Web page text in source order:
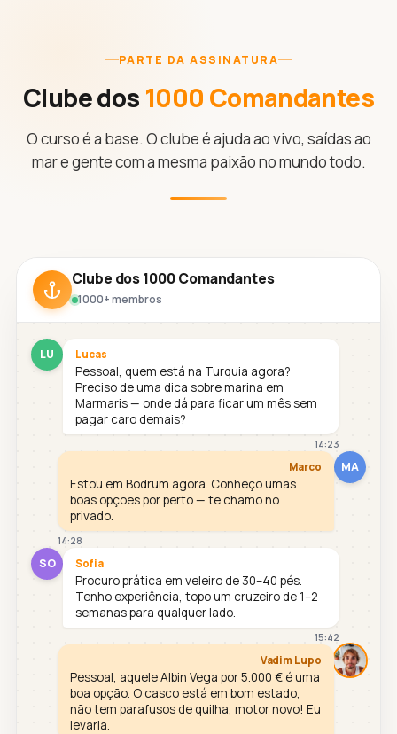
PARTE DA ASSINATURA
Clube dos 1000 Comandantes
O curso é a base. O clube é ajuda ao vivo, saídas ao
mar e gente com a mesma paixão no mundo todo.
Clube dos 1000 Comandantes
1000+ membros
LU Lucas
Pessoal, quem está na Turquia agora?
Preciso de uma dica sobre marina em
Marmaris — onde dá para ficar um mês sem
pagar caro demais?
14:23
MA
Marco
Estou em Bodrum agora. Conheço umas
boas opções por perto — te chamo no
privado.
14:28
SO Sofia
Procuro prática em veleiro de 30–40 pés.
Tenho experiência, topo um cruzeiro de 1–2
semanas para qualquer lado.
15:42
Vadim Lupo
Pessoal, aquele Albin Vega por 5.000 € é uma
boa opção. O casco está em bom estado,
não tem parafusos de quilha, motor novo! Eu
levaria.